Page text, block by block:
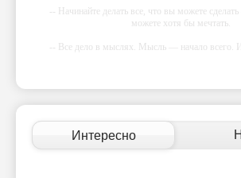
-- Начинайте делать все, что вы можете
можете хотя бы мечтать.
-- Все дело в мыслях. Мысль — начало всего.
которую вы сами себе
-- Самое большое богатство — это ум. Самая
глупость. Из всех страхов самый пугающий —
Интересно